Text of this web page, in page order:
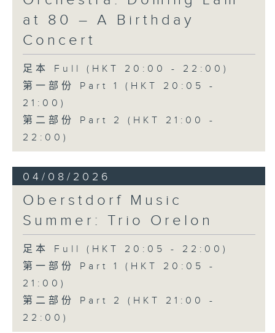
C小調第五無伴奏大提琴組曲，BWV1011
布朗卓
拉赫曼尼諾夫
悲歌，作品3，第一首 (5’)
蕭斯達高維契
D小調大提琴奏鳴曲，作品40 (28’)
方崬清
F大調第二大提琴奏鳴曲，作品99 (25’)
樸柏
安魂曲，作品66 (8’)
巴格尼尼
羅西尼《摩西在埃及》主題變奏曲（為四把
大提琴改編） (8’)
香港演藝學院主辦
2026年4月20日香港演藝學院區永熙音樂廳
錄音
at 80 – A Birthday
Concert
足本 Full (HKT 20:00 - 22:00)
第一部份 Part 1 (HKT 20:05 -
21:00)
第二部份 Part 2 (HKT 21:00 -
22:00)
04/08/2026
Oberstdorf Music
Summer: Trio Orelon
足本 Full (HKT 20:05 - 22:00)
第一部份 Part 1 (HKT 20:05 -
21:00)
第二部份 Part 2 (HKT 21:00 -
22:00)